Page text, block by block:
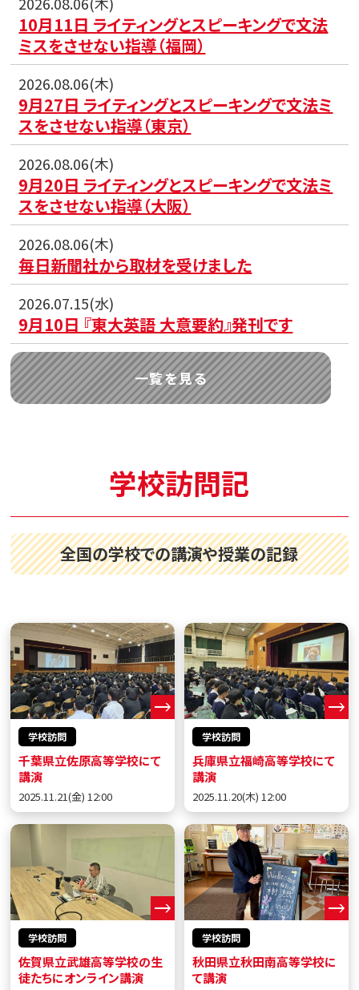
10月11日 ライティングとスピーキングで文法
ミスをさせない指導（福岡）
2026.08.06(木)
9月27日 ライティングとスピーキングで文法ミ
スをさせない指導（東京）
2026.08.06(木)
9月20日 ライティングとスピーキングで文法ミ
スをさせない指導（大阪）
2026.08.06(木)
毎日新聞社から取材を受けました
2026.07.15(水)
9月10日 『東大英語 大意要約』発刊です
一覧を見る
学校訪問記
全国の学校での講演や授業の記録
学校訪問
千葉県立佐原高等学校にて
講演
2025.11.21(金) 12:00
学校訪問
兵庫県立福崎高等学校にて
講演
2025.11.20(木) 12:00
学校訪問
佐賀県立武雄高等学校の生
徒たちにオンライン講演
学校訪問
秋田県立秋田南高等学校に
て講演